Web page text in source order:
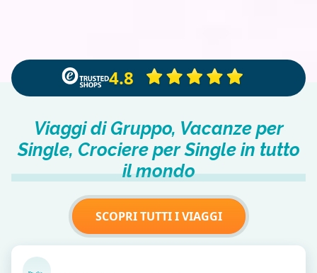
4.8
Viaggi di Gruppo, Vacanze per
Single, Crociere per Single in tutto
il mondo
SCOPRI TUTTI I VIAGGI